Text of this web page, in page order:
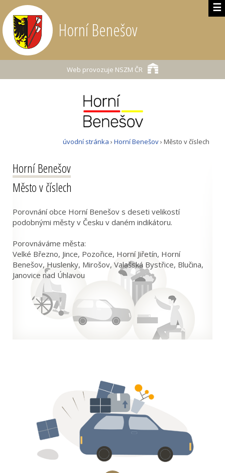
☰
Horní Benešov
Web provozuje NSZM ČR
úvodní stránka › Horní Benešov› Město v číslech
Horní Benešov
Město v číslech
Porovnání obce Horní Benešov s deseti velikostí
podobnými městy v Česku v daném indikátoru.
Porovnáváme města:
Velké Březno, Jince, Pozořice, Horní Jiřetín, Horní
Benešov, Huslenky, Mirošov, Valašská Bystřice, Blučina,
Janovice nad Úhlavou